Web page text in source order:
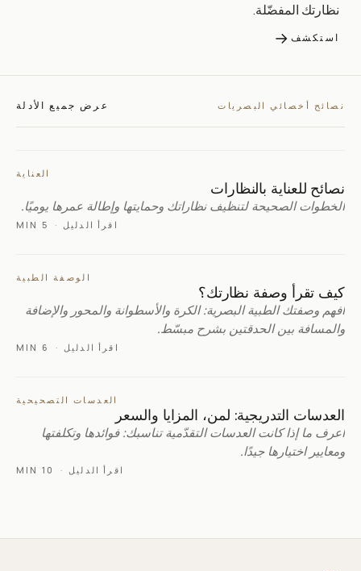
نظارتك المفضّلة.
استكشف →
نصائح أخصائي البصريات عرض جميع الأدلة
العناية
نصائح للعناية بالنظارات
الخطوات الصحيحة لتنظيف نظاراتك وحمايتها وإطالة عمرها يوميًا.
اقرأ الدليل ·
5 MIN
الوصفة الطبية
كيف تقرأ وصفة نظارتك؟
افهم وصفتك الطبية البصرية: الكرة والأسطوانة والمحور والإضافة
والمسافة بين الحدقتين بشرح مبسّط.
اقرأ الدليل ·
6 MIN
العدسات التصحيحية
العدسات التدريجية: لمن، المزايا والسعر
اعرف ما إذا كانت العدسات التقدّمية تناسبك: فوائدها وتكلفتها
ومعايير اختيارها جيدًا.
اقرأ الدليل ·
10 MIN